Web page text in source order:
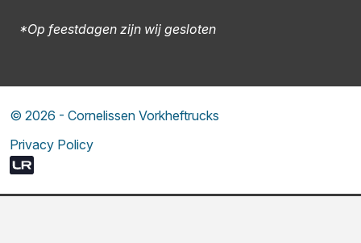
*Op feestdagen zijn wij gesloten
© 2026 - Cornelissen Vorkheftrucks
Privacy Policy